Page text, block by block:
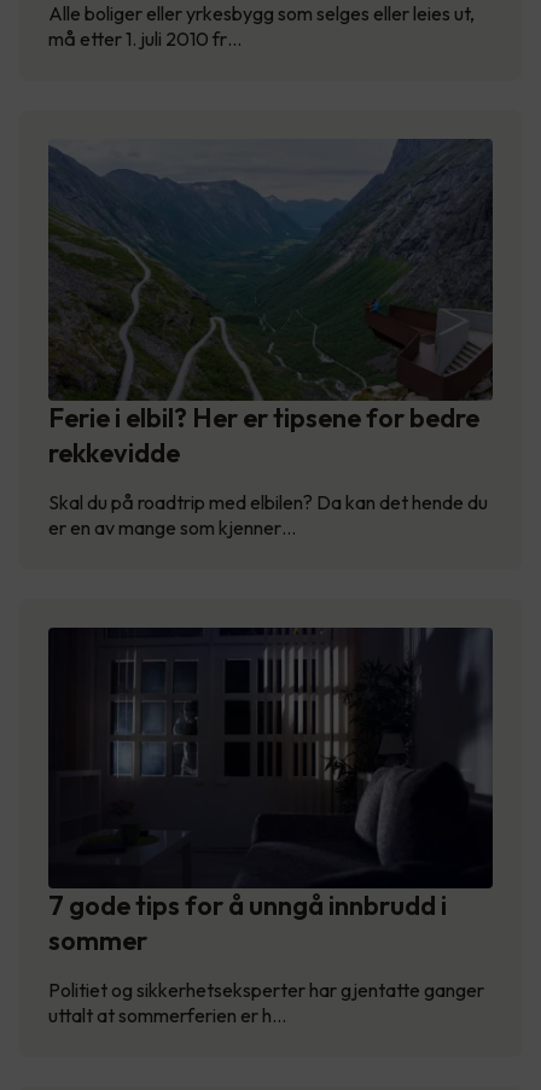
Alle boliger eller yrkesbygg som selges eller leies ut,
må etter 1. juli 2010 fr…
Ferie i elbil? Her er tipsene for bedre
rekkevidde
Skal du på roadtrip med elbilen? Da kan det hende du
er en av mange som kjenner…
7 gode tips for å unngå innbrudd i
sommer
Politiet og sikkerhetseksperter har gjentatte ganger
uttalt at sommerferien er h…